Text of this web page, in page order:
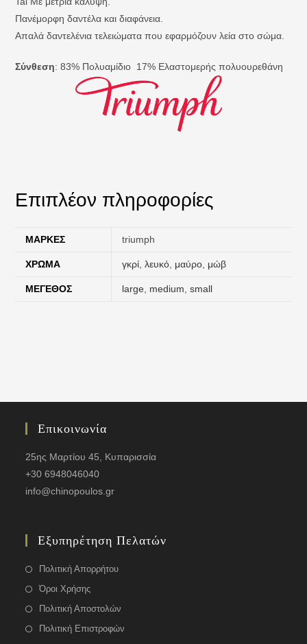
Πανέμορφη δαντέλα και διαφάνεια.
Απαλά δαντελένια τελειώματα που εφαρμόζουν λεία στο σώμα.
Σύνθεση: 83% Πολυαμίδιο 17% Ελαστομερής πολυουρεθάνη
Επιπλέον πληροφορίες
ΜΆΡΚΕΣ triumph
ΧΡΏΜΑ γκρί ,λευκό μαύρο μώβ
ΜΈΓΕΘΟΣ large medium ,small
Επικοινωνία
25ης Μαρτίου 45, Κυπαρισσία
+30 6948046040
info@chinopoulos.gr
Εξυπηρέτηση Πελατών
Πολιτική Απορρήτου
Όροι Χρήσης
Πολιτική Αποστολών
Πολιτική Επιστροφών